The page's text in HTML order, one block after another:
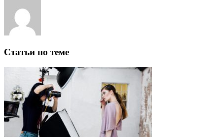
Статьи по теме